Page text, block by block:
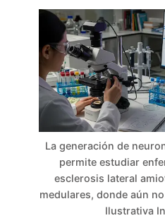
La generación de
permite estudiar
esclerosis lateral
medulares, donde aún
Ilustrativa